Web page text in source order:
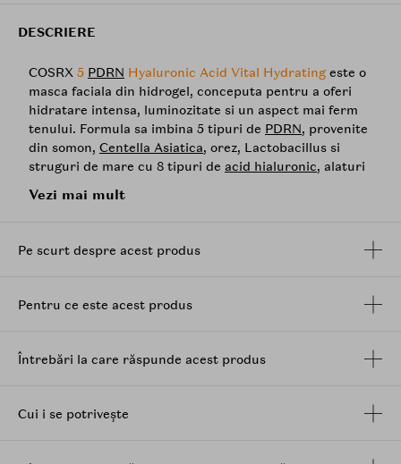
DESCRIERE
COSRX 5 PDRN Hyaluronic Acid Vital Hydratingeste o
masca faciala din hidrogel, conceputa pentru a oferi
hidratare intensa, luminozitate si un aspect mai ferm
tenului. Formula sa imbina 5 tipuri de PDRN, provenite
din somon, Centella Asiatica, orez, Lactobacillus si
struguri de mare cu 8 tipuri de acid hialuronic, alaturi
adenozina,pantenol
Masca ofera ingrijire completa pentru tenul
netezirea texturii si la imbunatatirea aspectului
inclusiv dupa perioade in care tenul se simte uscat sau
ingredientele sunt eliberate in piele.
Vezi mai mult
Pe scurt despre acest produs
Pentru ce este acest produs
Întrebări la care răspunde acest produs
Cui i se potrivește